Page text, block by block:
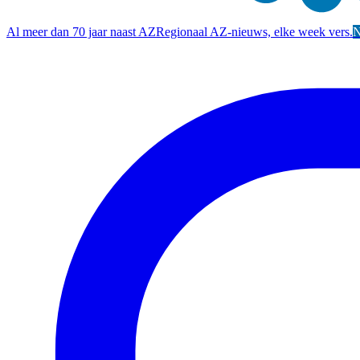
Al meer dan 70 jaar naast AZRegionaal AZ-nieuws, elke week vers.